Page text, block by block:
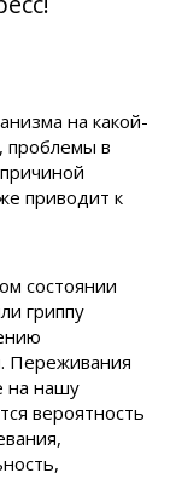
на какой-
проблемы в
приводит к
состоянии
гриппу
Переживания
на нашу
вероятность